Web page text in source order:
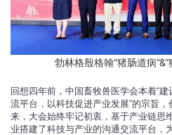
勃林格殷格翰“猪肠道病
回想四年前，中国畜牧兽医学会本着“
流平台，以科技促进产业发展”的宗旨
来，大会始终牢记初衷，基于产业链思
业搭建了科技与产业的沟通交流平台，